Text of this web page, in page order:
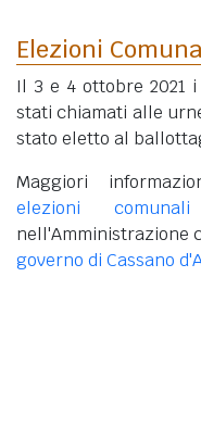
Elezioni
Il 3 e 4 ottobre 2021
stati chiamati alle
stato eletto al
Maggiori
elezioni
nell'Amministrazione
governo di Cassano